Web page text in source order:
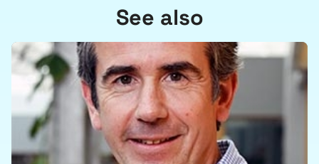
See also